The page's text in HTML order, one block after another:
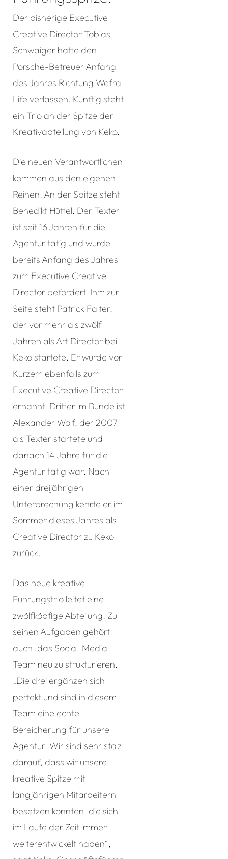
Der bisherige Executive
Creative Director Tobias
Schwaiger hatte den
Porsche-Betreuer Anfang
des Jahres Richtung Wefra
Life verlassen. Künftig steht
ein Trio an der Spitze der
Kreativabteilung von Keko.
Die neuen Verantwortlichen
kommen aus den eigenen
Reihen. An der Spitze steht
Benedikt Hüttel. Der Texter
ist seit 16 Jahren für die
Agentur tätig und wurde
bereits Anfang des Jahres
zum Executive Creative
Director befördert. Ihm zur
Seite steht Patrick Falter,
der vor mehr als zwölf
Jahren als Art Director bei
Keko startete. Er wurde vor
Kurzem ebenfalls zum
Executive Creative Director
ernannt. Dritter im Bunde ist
Alexander Wolf, der 2007
als Texter startete und
danach 14 Jahre für die
Agentur tätig war. Nach
einer dreijährigen
Unterbrechung kehrte er im
Sommer dieses Jahres als
Creative Director zu Keko
zurück.
Das neue kreative
Führungstrio leitet eine
zwölfköpfige Abteilung. Zu
seinen Aufgaben gehört
auch, das Social-Media-
Team neu zu strukturieren.
„Die drei ergänzen sich
perfekt und sind in diesem
Team eine echte
Bereicherung für unsere
Agentur. Wir sind sehr stolz
darauf, dass wir unsere
kreative Spitze mit
langjährigen Mitarbeitern
besetzen konnten, die sich
im Laufe der Zeit immer
weiterentwickelt haben“,